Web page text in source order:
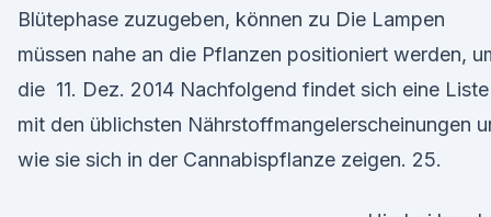
Blütephase zuzugeben, können zu Die Lampen
müssen nahe an die Pflanzen positioniert werden,
die 11. Dez. 2014 Nachfolgend findet sich eine Liste
mit den üblichsten Nährstoffmangelerscheinungen
wie sie sich in der Cannabispflanze zeigen. 25.